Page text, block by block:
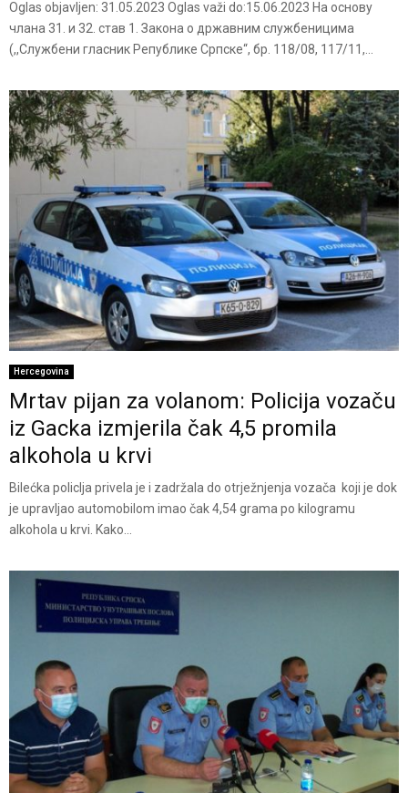
Oglas objavljen: 31.05.2023 Oglas važi do:15.06.2023 На основу
члана 31. и 32. став 1. Закона о државним службеницима
(,,Службени гласник Републике Српске“, бр. 118/08, 117/11,...
Hercegovina
Mrtav pijan za volanom: Policija vozaču
iz Gacka izmjerila čak 4,5 promila
alkohola u krvi
Bilećka policIja privela je i zadržala do otrježnjenja vozača koji je dok
je upravljao automobilom imao čak 4,54 grama po kilogramu
alkohola u krvi. Kako...